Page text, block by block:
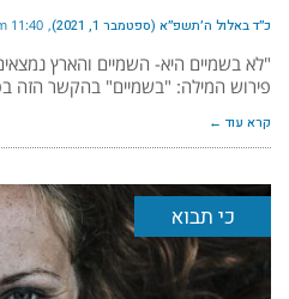
כ״ד באלול ה׳תשפ״א (ספטמבר 1, 2021) 11:40 am
"לא בשמיים היא- השמיים והארץ
פירוש המילה: "בשמיים" בהקשר הזה
קרא עוד ←
כי תבוא